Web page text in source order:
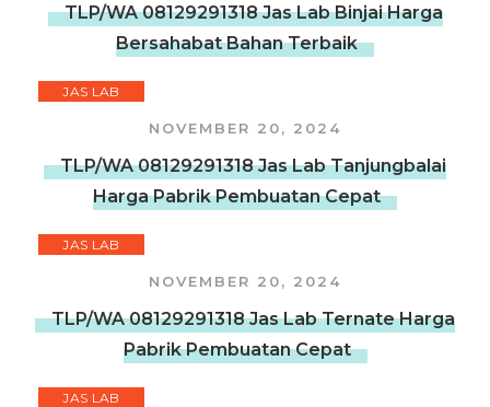
TLP/WA 08129291318 Jas Lab Binjai Harga
Bersahabat Bahan Terbaik
JAS LAB
NOVEMBER 20, 2024
TLP/WA 08129291318 Jas Lab Tanjungbalai
Harga Pabrik Pembuatan Cepat
JAS LAB
NOVEMBER 20, 2024
TLP/WA 08129291318 Jas Lab Ternate Harga
Pabrik Pembuatan Cepat
JAS LAB